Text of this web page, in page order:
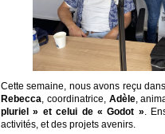
Cette semaine, nous avons reçu
Rebecca, coordinatrice, Adèle,
pluriel » et celui de « Godot ».
activités, et des projets avenirs.